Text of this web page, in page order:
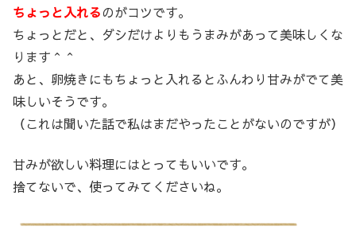
ちょっと入れるのがコツです。
ちょっとだと、ダシだけよりもうまみがあって美味しくな
ります＾＾
あと、卵焼きにもちょっと入れるとふんわり甘みがでて美
味しいそうです。
（これは聞いた話で私はまだやったことがないのですが）
甘みが欲しい料理にはとってもいいです。
捨てないで、使ってみてくださいね。